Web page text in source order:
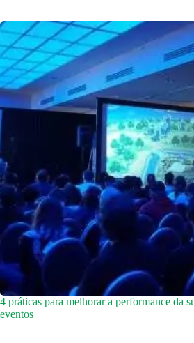
4 práticas para melhorar a performance da
eventos